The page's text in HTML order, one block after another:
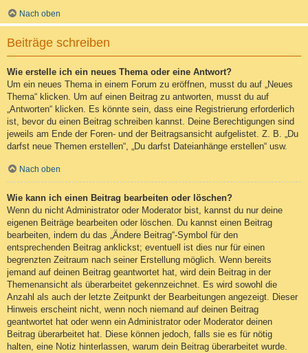
Nach oben
Beiträge schreiben
Wie erstelle ich ein neues Thema oder eine Antwort?
Um ein neues Thema in einem Forum zu eröffnen, musst du auf „Neues
Thema“ klicken. Um auf einen Beitrag zu antworten, musst du auf
„Antworten“ klicken. Es könnte sein, dass eine Registrierung erforderlich
ist, bevor du einen Beitrag schreiben kannst. Deine Berechtigungen sind
jeweils am Ende der Foren- und der Beitragsansicht aufgelistet. Z. B. „Du
darfst neue Themen erstellen“, „Du darfst Dateianhänge erstellen“ usw.
Nach oben
Wie kann ich einen Beitrag bearbeiten oder löschen?
Wenn du nicht Administrator oder Moderator bist, kannst du nur deine
eigenen Beiträge bearbeiten oder löschen. Du kannst einen Beitrag
bearbeiten, indem du das „Ändere Beitrag“-Symbol für den
entsprechenden Beitrag anklickst; eventuell ist dies nur für einen
begrenzten Zeitraum nach seiner Erstellung möglich. Wenn bereits
jemand auf deinen Beitrag geantwortet hat, wird dein Beitrag in der
Themenansicht als überarbeitet gekennzeichnet. Es wird sowohl die
Anzahl als auch der letzte Zeitpunkt der Bearbeitungen angezeigt. Dieser
Hinweis erscheint nicht, wenn noch niemand auf deinen Beitrag
geantwortet hat oder wenn ein Administrator oder Moderator deinen
Beitrag überarbeitet hat. Diese können jedoch, falls sie es für nötig
halten, eine Notiz hinterlassen, warum dein Beitrag überarbeitet wurde.